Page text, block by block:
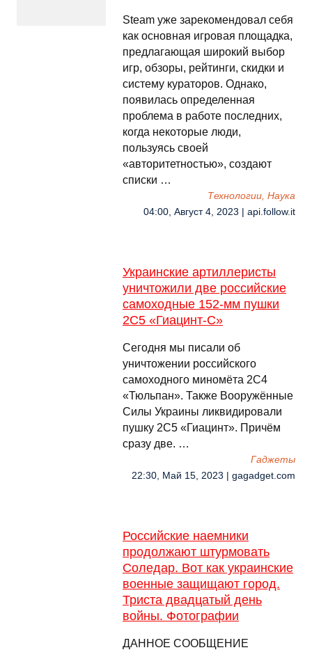
Steam уже зарекомендовал себя
как основная игровая площадка,
предлагающая широкий выбор
игр, обзоры, рейтинги, скидки и
систему кураторов. Однако,
появилась определенная
проблема в работе последних,
когда некоторые люди,
пользуясь своей
«авторитетностью», создают
списки …
Технологии, Наука
04:00, Август 4, 2023 | api.follow.it
Украинские артиллеристы
уничтожили две российские
самоходные 152-мм пушки
2С5 «Гиацинт-С»
Сегодня мы писали об
уничтожении российского
самоходного миномёта 2С4
«Тюльпан». Также Вооружённые
Силы Украины ликвидировали
пушку 2С5 «Гиацинт». Причём
сразу две. …
Гаджеты
22:30, Май 15, 2023 | gagadget.com
Российские наемники
продолжают штурмовать
Соледар. Вот как украинские
военные защищают город.
Триста двадцатый день
войны. Фотографии
ДАННОЕ СООБЩЕНИЕ